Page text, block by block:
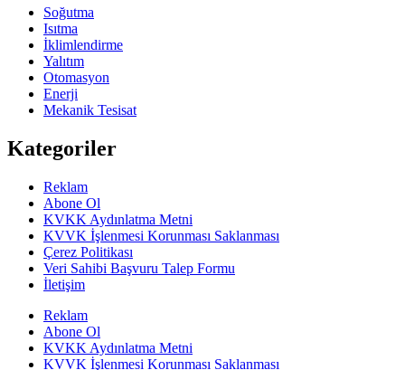
Soğutma
Isıtma
İklimlendirme
Yalıtım
Otomasyon
Enerji
Mekanik Tesisat
Kategoriler
Reklam
Abone Ol
KVKK Aydınlatma Metni
KVVK İşlenmesi Korunması Saklanması
Çerez Politikası
Veri Sahibi Başvuru Talep Formu
İletişim
Reklam
Abone Ol
KVKK Aydınlatma Metni
KVVK İşlenmesi Korunması Saklanması